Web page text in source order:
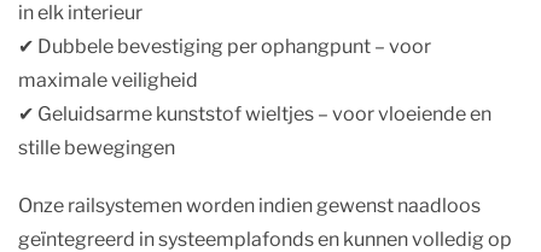
in elk interieur
✔︎ Dubbele bevestiging per ophangpunt – voor
maximale veiligheid
✔︎ Geluidsarme kunststof wieltjes – voor vloeiende en
stille bewegingen
Onze railsystemen worden indien gewenst naadloos
geïntegreerd in systeemplafonds en kunnen volledig op